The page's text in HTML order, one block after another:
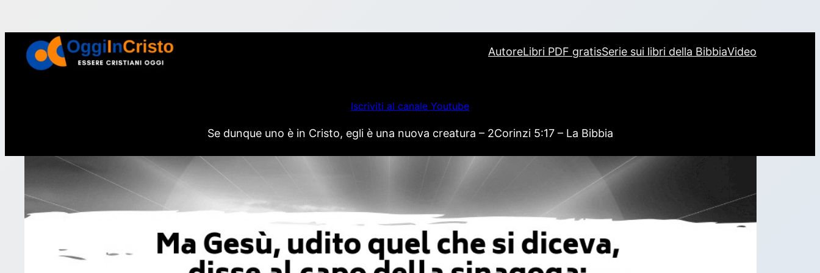
al
contenuto
AutoreLibri PDF gratisSerie sui libri della BibbiaVideo
Iscriviti al canale Youtube
Se dunque uno è in Cristo, egli è una nuova creatura – 2Corinzi 5:17 – La Bibbia